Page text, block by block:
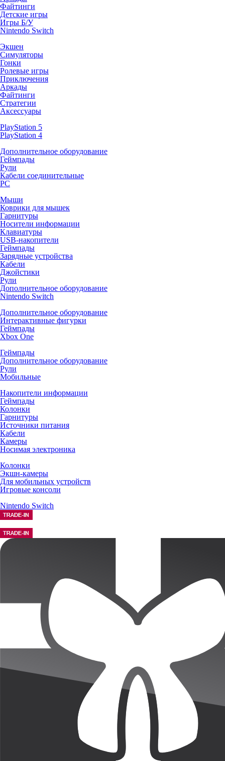
Файтинги
Детские игры
Игры Б/У
Nintendo Switch
Экшен
Симуляторы
Гонки
Ролевые игры
Приключения
Аркады
Файтинги
Стратегии
Аксессуары
PlayStation 5
PlayStation 4
Дополнительное оборудование
Геймпады
Рули
Кабели соединительные
PC
Мыши
Коврики для мышек
Гарнитуры
Носители информации
Клавиатуры
USB-накопители
Геймпады
Зарядные устройства
Кабели
Джойстики
Рули
Дополнительное оборудование
Nintendo Switch
Дополнительное оборудование
Интерактивные фигурки
Геймпады
Xbox One
Геймпады
Дополнительное оборудование
Рули
Мобильные
Накопители информации
Геймпады
Колонки
Гарнитуры
Источники питания
Кабели
Камеры
Носимая электроника
Колонки
Экшн-камеры
Для мобильных устройств
Игровые консоли
Nintendo Switch